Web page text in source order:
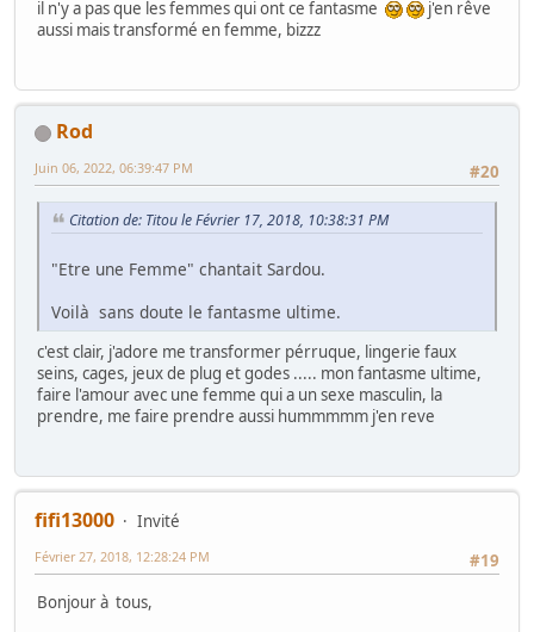
il n'y a pas que les femmes qui ont ce fantasme
j'en rêve
aussi mais transformé en femme, bizzz
Rod
#20
Juin 06, 2022, 06:39:47 PM
Citation de: Titou le Février 17, 2018, 10:38:31 PM
"Etre une Femme" chantait Sardou.
Voilà sans doute le fantasme ultime.
c'est clair, j'adore me transformer pérruque, lingerie faux
seins, cages, jeux de plug et godes ..... mon fantasme ultime,
faire l'amour avec une femme qui a un sexe masculin, la
prendre, me faire prendre aussi hummmmm j'en reve
fifi13000
Invité
#19
Février 27, 2018, 12:28:24 PM
Bonjour à tous,